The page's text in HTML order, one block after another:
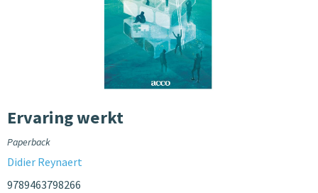
Ervaring werkt
Paperback
Didier Reynaert
9789463798266